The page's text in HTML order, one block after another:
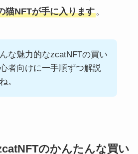
猫NFTが手に入ります。
な魅力的なzcatNFTの買い
者向けに一手順ずつ解説
。
のかんたんな買い